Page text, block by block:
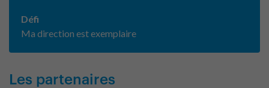
Défi
Ma direction est exemplaire
Les partenaires